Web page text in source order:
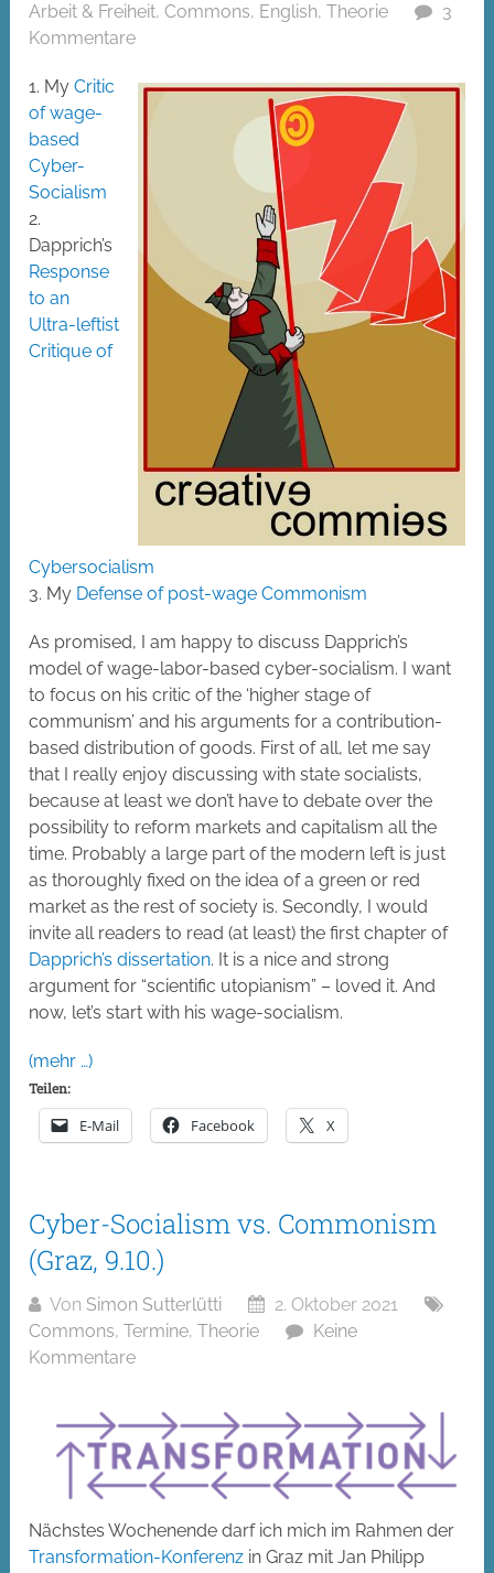
Arbeit & Freiheit,Commons, English,Theorie
3
Kommentare
1. MyCritic
of wage-
based
Cyber-
Socialism
2.
Dapprich’s
Response
to an
Ultra-leftist
Critique of
Cybersocialism
3. My Defense of post-wage Commonism
As promised, I am happy to discuss Dapprich’s
model of wage-labor-based cyber-socialism. I want
to focus on his critic of the ‘higher stage of
communism’ and his arguments for a contribution-
based distribution of goods. First of all, let me say
that I really enjoy discussing with state socialists,
because at least we don’t have to debate over the
possibility to reform markets and capitalism all the
time. Probably a large part of the modern left is just
as thoroughly fixed on the idea of a green or red
market as the rest of society is. Secondly, I would
invite all readers to read (at least) the first chapter of
Dapprich’s dissertation. It is a nice and strong
argument for “scientific utopianism” – loved it. And
now, let’s start with his wage-socialism.
(mehr …)
Teilen:
E-Mail Facebook X
Cyber-Socialism vs. Commonism
(Graz, 9.10.)
Von Simon Sutterlütti
2. Oktober 2021
Commons,Termine,Theorie
Keine
Kommentare
Nächstes Wochenende darf ich mich im Rahmen der
Transformation-Konferenz in Graz mit Jan Philipp